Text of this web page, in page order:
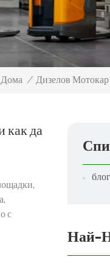
/ Дизелов
как да
с
блог
Най-